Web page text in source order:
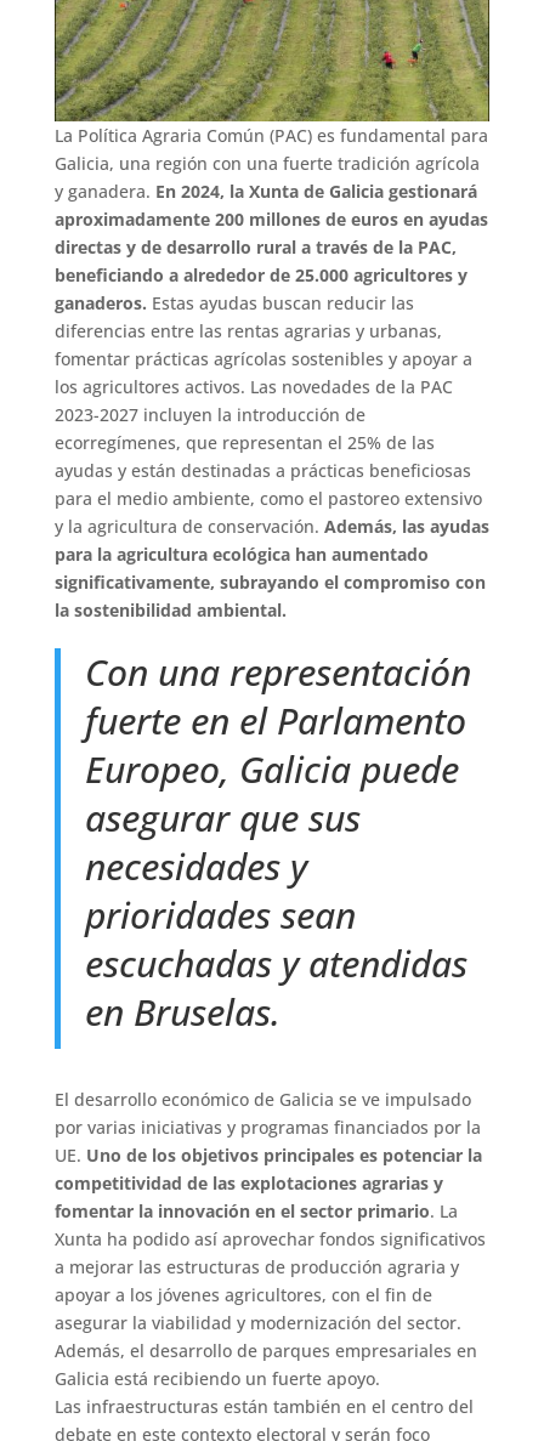
La Política Agraria Común (PAC) es fundamental para
Galicia, una región con una fuerte tradición agrícola
y ganadera. En 2024, la Xunta de Galicia gestionará
aproximadamente 200 millones de euros en ayudas
directas y de desarrollo rural a través de la PAC,
beneficiando a alrededor de 25.000 agricultores y
ganaderos. Estas ayudas buscan reducir las
diferencias entre las rentas agrarias y urbanas,
fomentar prácticas agrícolas sostenibles y apoyar a
los agricultores activos​. Las novedades de la PAC
2023-2027 incluyen la introducción de
ecorregímenes, que representan el 25% de las
ayudas y están destinadas a prácticas beneficiosas
para el medio ambiente, como el pastoreo extensivo
y la agricultura de conservación​. Además, las ayudas
para la agricultura ecológica han aumentado
significativamente, subrayando el compromiso con
la sostenibilidad ambiental.
Con una representación
fuerte en el Parlamento
Europeo, Galicia puede
asegurar que sus
necesidades y
prioridades sean
escuchadas y atendidas
en Bruselas.
El desarrollo económico de Galicia se ve impulsado
por varias iniciativas y programas financiados por la
UE. Uno de los objetivos principales es potenciar la
competitividad de las explotaciones agrarias y
fomentar la innovación en el sector primario. La
Xunta ha podido así aprovechar fondos significativos
a mejorar las estructuras de producción agraria y
apoyar a los jóvenes agricultores, con el fin de
asegurar la viabilidad y modernización del sector.
Además, el desarrollo de parques empresariales en
Galicia está recibiendo un fuerte apoyo.
Las infraestructuras están también en el centro del
debate en este contexto electoral y serán foco